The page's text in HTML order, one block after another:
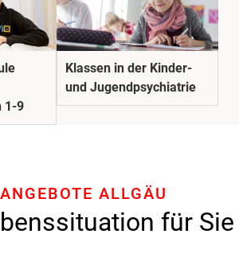
1-9
Klassen in der Kinder-
und Jugendpsychiatrie
für Sie
ALLGÄU